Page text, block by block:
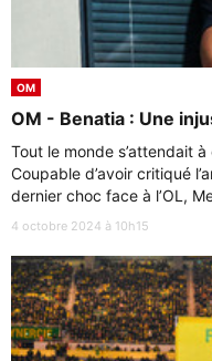
OM
OM - Benatia : Une
Tout le monde s’attendait
Coupable d’avoir critiqué
dernier choc face à l’OL,
4 octobre 2024 à 10h15